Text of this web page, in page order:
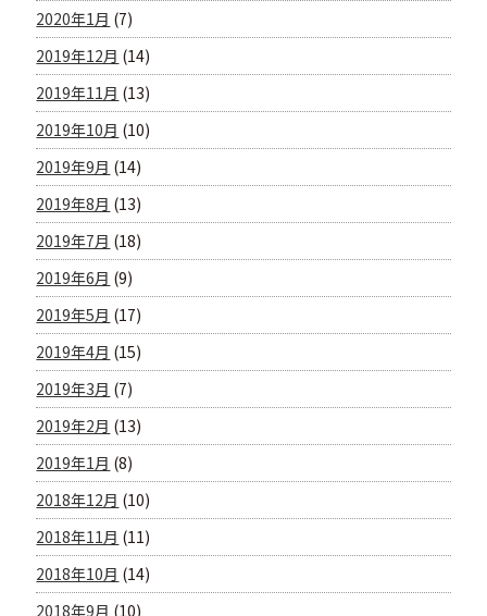
2020年1月 (7)
2019年12月 (14)
2019年11月 (13)
2019年10月 (10)
2019年9月 (14)
2019年8月 (13)
2019年7月 (18)
2019年6月 (9)
2019年5月 (17)
2019年4月 (15)
2019年3月 (7)
2019年2月 (13)
2019年1月 (8)
2018年12月 (10)
2018年11月 (11)
2018年10月 (14)
2018年9月 (10)